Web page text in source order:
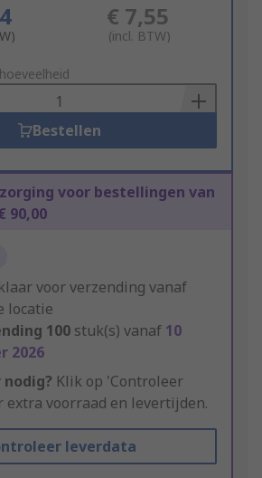
€ 7,55
(incl. BTW)
Bestellen
voor bestellingen van
90,00
voor verzending vanaf
locatie
100 stuk(s) vanaf 10
2026
Klik op 'Controleer
extra voorraad en levertijden.
leverdata